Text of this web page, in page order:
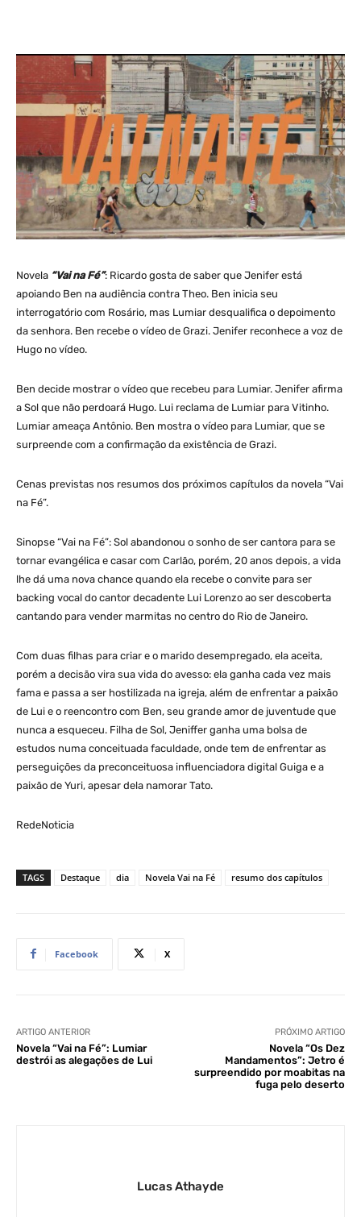
Novela “Vai na Fé”: Ricardo gosta de saber que Jenifer está
apoiando Ben na audiência contra Theo. Ben inicia seu
interrogatório com Rosário, mas Lumiar desqualifica o depoimento
da senhora. Ben recebe o vídeo de Grazi. Jenifer reconhece a voz de
Hugo no vídeo.
Ben decide mostrar o vídeo que recebeu para Lumiar. Jenifer afirma
a Sol que não perdoará Hugo. Lui reclama de Lumiar para Vitinho.
Lumiar ameaça Antônio. Ben mostra o vídeo para Lumiar, que se
surpreende com a confirmação da existência de Grazi.
Cenas previstas nos resumos dos próximos capítulos da novela “Vai
na Fé”.
Sinopse “Vai na Fé”: Sol abandonou o sonho de ser cantora para se
tornar evangélica e casar com Carlão, porém, 20 anos depois, a vida
lhe dá uma nova chance quando ela recebe o convite para ser
backing vocal do cantor decadente Lui Lorenzo ao ser descoberta
cantando para vender marmitas no centro do Rio de Janeiro.
Com duas filhas para criar e o marido desempregado, ela aceita,
porém a decisão vira sua vida do avesso: ela ganha cada vez mais
fama e passa a ser hostilizada na igreja, além de enfrentar a paixão
de Lui e o reencontro com Ben, seu grande amor de juventude que
nunca a esqueceu. Filha de Sol, Jeniffer ganha uma bolsa de
estudos numa conceituada faculdade, onde tem de enfrentar as
perseguições da preconceituosa influenciadora digital Guiga e a
paixão de Yuri, apesar dela namorar Tato.
RedeNoticia
TAGS Destaque dia Novela Vai na Fé resumo dos capítulos
Facebook X
ARTIGO ANTERIOR
Novela “Vai na Fé”: Lumiar
destrói as alegações de Lui
PRÓXIMO ARTIGO
Novela “Os Dez
Mandamentos”: Jetro é
surpreendido por moabitas na
fuga pelo deserto
Lucas Athayde